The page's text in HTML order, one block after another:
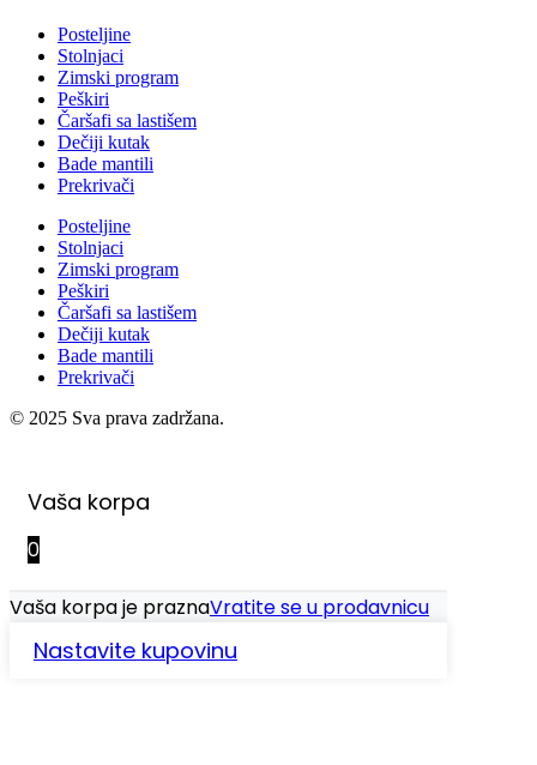
Posteljine
Stolnjaci
Zimski program
Peškiri
Čaršafi sa lastišem
Dečiji kutak
Bade mantili
Prekrivači
Posteljine
Stolnjaci
Zimski program
Peškiri
Čaršafi sa lastišem
Dečiji kutak
Bade mantili
Prekrivači
© 2025 Sva prava zadržana.
Vaša korpa
0
Vaša korpa je praznaVratite se u prodavnicu
Nastavite kupovinu